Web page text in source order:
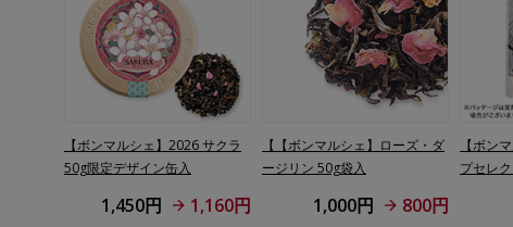
【ボンマルシェ】2026 サクラ
50g限定デザイン缶入
1,450円 1,160円
【【ボンマルシェ】ローズ・ダ
ージリン 50g袋入
1,000円 800円
【ボン
プセレ